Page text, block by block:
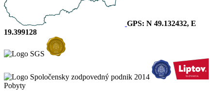
GPS: N 49.132432, E
19.399128
Pobyty